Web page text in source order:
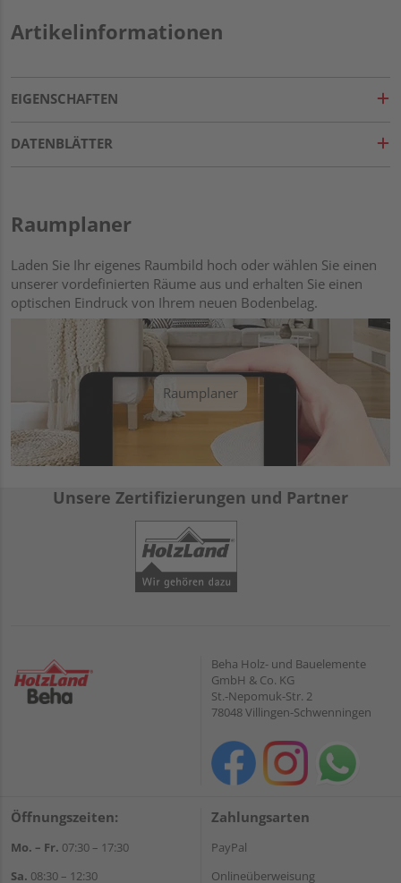
Artikelinformationen
EIGENSCHAFTEN
DATENBLÄTTER
Raumplaner
Laden Sie Ihr eigenes Raumbild hoch oder wählen Sie einen
unserer vordefinierten Räume aus und erhalten Sie einen
optischen Eindruck von Ihrem neuen Bodenbelag.
Raumplaner
Unsere Zertifizierungen und Partner
Beha Holz- und Bauelemente
GmbH & Co. KG
St.-Nepomuk-Str. 2
78048 Villingen-Schwenningen
Öffnungszeiten:
Mo. – Fr. 07:30 – 17:30
Sa. 08:30 – 12:30
Zahlungsarten
PayPal
Onlineüberweisung